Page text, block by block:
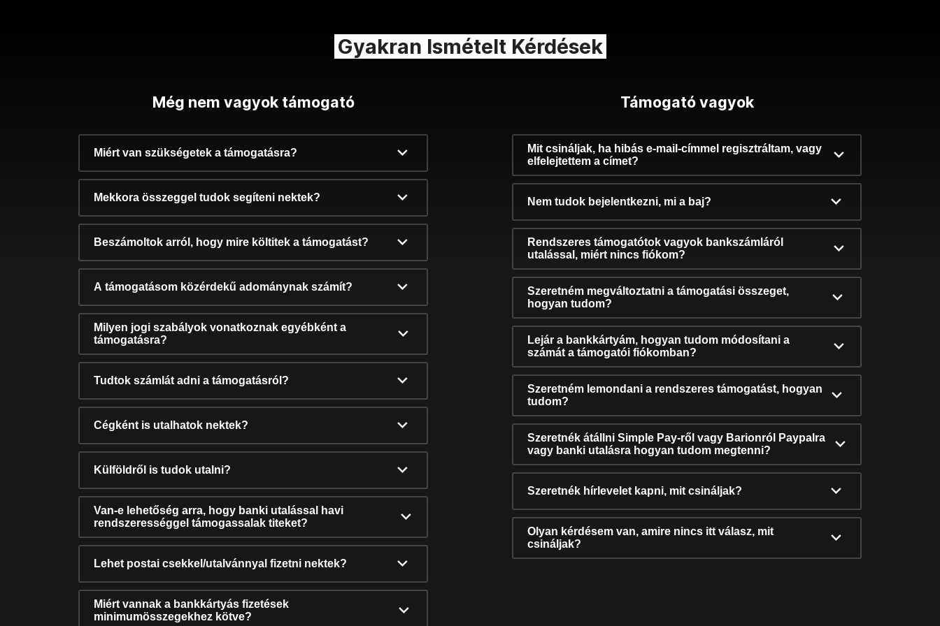
Gyakran Ismételt Kérdések
Még nem vagyok támogató
Miért van szükségetek a támogatásra?
Mekkora összeggel tudok segíteni nektek?
Beszámoltok arról, hogy mire költitek a támogatást?
A támogatásom közérdekű adománynak számít?
Milyen jogi szabályok vonatkoznak egyébként a
támogatásra?
Tudtok számlát adni a támogatásról?
Cégként is utalhatok nektek?
Külföldről is tudok utalni?
Van-e lehetőség arra, hogy banki utalással havi
rendszerességgel támogassalak titeket?
Lehet postai csekkel/utalvánnyal fizetni nektek?
Miért vannak a bankkártyás fizetések
minimumösszegekhez kötve?
Támogató vagyok
Mit csináljak, ha hibás e-mail-címmel regisztráltam, vagy
elfelejtettem a címet?
Nem tudok bejelentkezni, mi a baj?
Rendszeres támogatótok vagyok bankszámláról
utalással, miért nincs fiókom?
Szeretném megváltoztatni a támogatási összeget,
hogyan tudom?
Lejár a bankkártyám, hogyan tudom módosítani a
számát a támogatói fiókomban?
Szeretném lemondani a rendszeres támogatást, hogyan
tudom?
Szeretnék átállni Simple Pay-ről vagy Barionról Paypalra
vagy banki utalásra hogyan tudom megtenni?
Szeretnék hírlevelet kapni, mit csináljak?
Olyan kérdésem van, amire nincs itt válasz, mit
csináljak?